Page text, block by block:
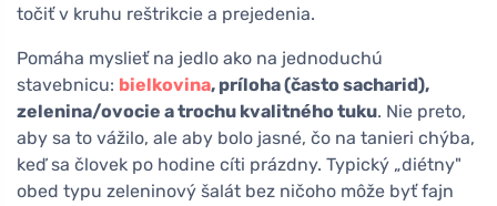
točiť v kruhu reštrikcie a prejedenia.
Pomáha myslieť na jedlo ako na jednoduchú
stavebnicu: bielkovina, príloha (často sacharid),
zelenina/ovocie a trochu kvalitného tuku. Nie preto,
aby sa to vážilo, ale aby bolo jasné, čo na tanieri chýba,
keď sa človek po hodine cíti prázdny. Typický „diétny"
obed typu zeleninový šalát bez ničoho môže byť fajn